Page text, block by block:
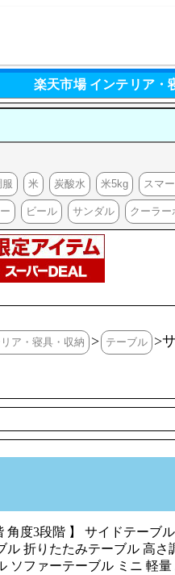
楽天市場 インテリア・
服 米 炭酸水 米5kg スマ
ビール サンダル クーラー
ア・寝具・収納 > テーブル >
角度3段階 】 サイドテーブ
ル 折りたたみテーブル 高さ
ソファーテーブル ミニ 軽